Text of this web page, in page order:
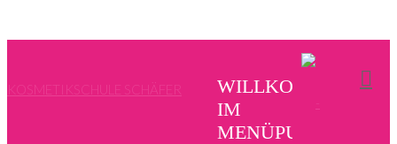
KOSMETIKSCHULE SCHÄFER
WILLKOMMEN
IM
MENÜPUNKT